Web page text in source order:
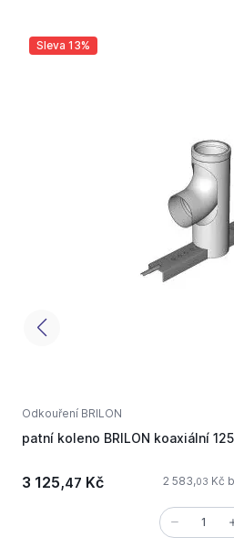
Sleva 13%
Odkouření BRILON
patní koleno BRILON koaxiální
3 125,47 Kč 2 583,03 Kč